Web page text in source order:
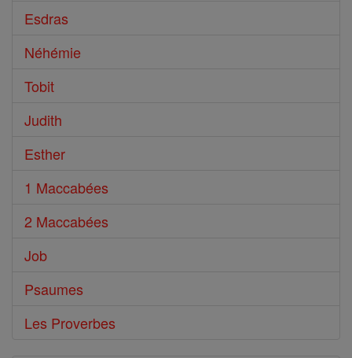
Esdras
Néhémie
Tobit
Judith
Esther
1 Maccabées
2 Maccabées
Job
Psaumes
Les Proverbes